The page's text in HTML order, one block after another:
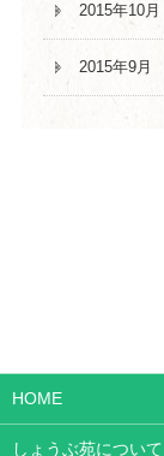
2015年10月
2015年9月
HOME
しょうぶ苑について